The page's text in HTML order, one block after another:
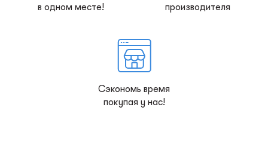
в одном месте!
производителя
Сэкономь время
покупая у нас!